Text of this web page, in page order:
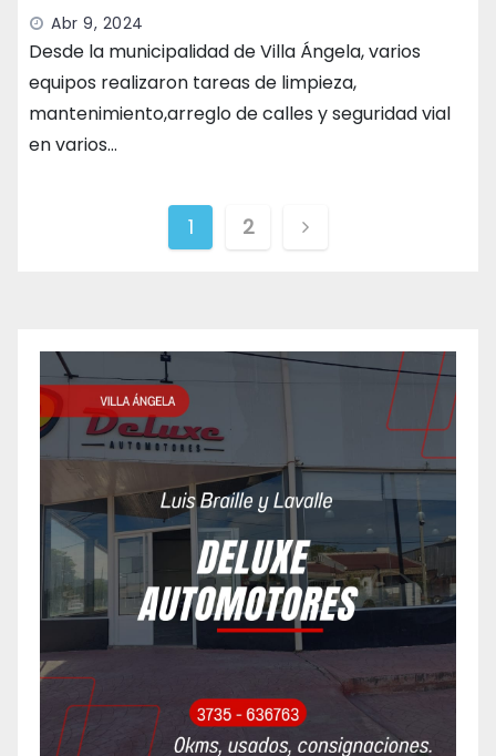
Abr 9, 2024
Desde la municipalidad de Villa Ángela, varios
equipos realizaron tareas de limpieza,
mantenimiento,arreglo de calles y seguridad vial
en varios…
Paginación
1 2